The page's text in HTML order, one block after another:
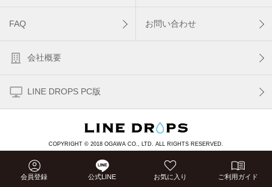
FAQ お問い合わせ
会社概要
LINE DROPS PC版
COPYRIGHT © 2018 OGAWA CO., LTD. ALL RIGHTS RESERVED.
会員登録 公式LINE お気に入り ご利用ガイド